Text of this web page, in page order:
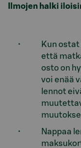
Ilmojen halki
Kun
että
osto on
voi enää
lennot
Nappaa